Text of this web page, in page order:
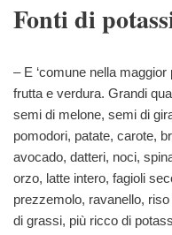
Fonti di
– E ‘comune nella
frutta e verdura. Grandi
semi di melone, semi di
pomodori, patate, carote,
avocado, datteri, noci,
orzo, latte intero, fagioli
prezzemolo, ravanello,
di grassi, più ricco di